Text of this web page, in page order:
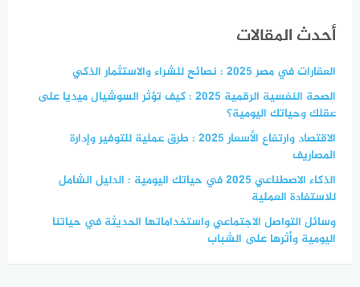
أحدث المقالات
العقارات في مصر 2025 : نصائح للشراء والاستثمار الذكي
الصحة النفسية الرقمية 2025 : كيف تؤثر السوشيال ميديا على
عقلك وحياتك اليومية؟
الاقتصاد وارتفاع الأسعار 2025 : طرق عملية للتوفير وإدارة
المصاريف
الذكاء الاصطناعي 2025 في حياتك اليومية : الدليل الشامل
للاستفادة العملية
وسائل التواصل الاجتماعي واستخداماتها الحديثة في حياتنا
اليومية وأثرها على الشباب